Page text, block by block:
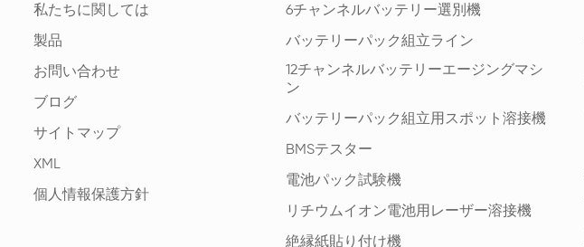
私たちに関しては
製品
お問い合わせ
ブログ
サイトマップ
XML
個人情報保護方針
6チャンネルバッテリー選別機
バッテリーパック組立ライン
12チャンネルバッテリーエージングマシ
ン
バッテリーパック組立用スポット溶接機
BMSテスター
電池パック試験機
リチウムイオン電池用レーザー溶接機
絶縁紙貼り付け機